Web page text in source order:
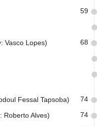
59
Vasco Lopes) 68
Fessal Tapsoba) 74
Roberto Alves) 74